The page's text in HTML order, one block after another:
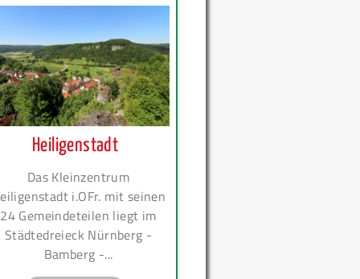
Heiligenstadt
Das Kleinzentrum
i.OFr. mit seinen
24 Gemeindeteilen liegt im
Städtedreieck Nürnberg -
Bamberg -...